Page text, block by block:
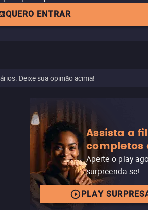
QUERO ENTRAR
Deixe sua opinião acima!
Assista a
completos
Aperte o play
surpreenda-se!
PLAY